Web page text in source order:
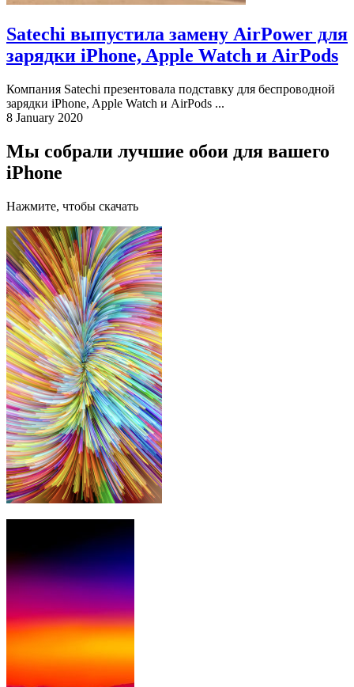
Satechi выпустила замену AirPower для
зарядки iPhone, Apple Watch и AirPods
Компания Satechi презентовала подставку для беспроводной
зарядки iPhone, Apple Watch и AirPods ...
8 January 2020
Мы собрали лучшие обои для вашего
iPhone
Нажмите, чтобы скачать